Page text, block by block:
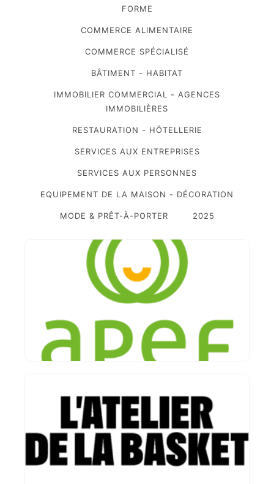
FORME
COMMERCE ALIMENTAIRE
COMMERCE SPÉCIALISÉ
BÂTIMENT - HABITAT
IMMOBILIER COMMERCIAL - AGENCES
IMMOBILIÈRES
RESTAURATION - HÔTELLERIE
SERVICES AUX ENTREPRISES
SERVICES AUX PERSONNES
EQUIPEMENT DE LA MAISON - DÉCORATION
MODE & PRÊT-À-PORTER 2025